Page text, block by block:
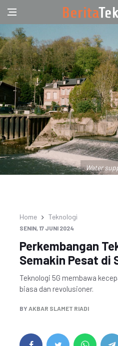
Water
Home Teknologi
SENIN, 17 JUNI 2024
Perkembangan
Semakin Pesat di
Teknologi 5G membawa
biasa dan revolusioner.
BY AKBAR SLAMET RIADI